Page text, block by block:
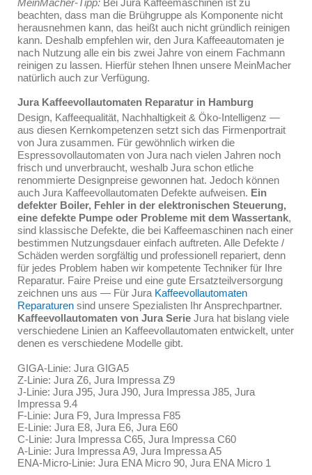
MeinMacher-Tipp: Bei Jura Kaffeemaschinen ist zu
beachten, dass man die Brühgruppe als Komponente nicht
herausnehmen kann, das heißt auch nicht gründlich reinigen
kann. Deshalb empfehlen wir, den Jura Kaffeeautomaten je
nach Nutzung alle ein bis zwei Jahre von einem Fachmann
reinigen zu lassen. Hierfür stehen Ihnen unsere MeinMacher
natürlich auch zur Verfügung.
Jura Kaffeevollautomaten Reparatur in Hamburg
Design, Kaffeequalität, Nachhaltigkeit & Öko-Intelligenz —
aus diesen Kernkompetenzen setzt sich das Firmenportrait
von Jura zusammen. Für gewöhnlich wirken die
Espressovollautomaten von Jura nach vielen Jahren noch
frisch und unverbraucht, weshalb Jura schon etliche
renommierte Designpreise gewonnen hat. Jedoch können
auch Jura Kaffeevollautomaten Defekte aufweisen. Ein
defekter Boiler, Fehler in der elektronischen Steuerung,
eine defekte Pumpe oder Probleme mit dem Wassertank,
sind klassische Defekte, die bei Kaffeemaschinen nach einer
bestimmen Nutzungsdauer einfach auftreten. Alle Defekte /
Schäden werden sorgfältig und professionell repariert, denn
für jedes Problem haben wir kompetente Techniker für Ihre
Reparatur. Faire Preise und eine gute Ersatzteilversorgung
zeichnen uns aus — Für Jura Kaffeevollautomaten
Reparaturen sind unsere Spezialisten Ihr Ansprechpartner.
Kaffeevollautomaten von Jura Serie Jura hat bislang viele
verschiedene Linien an Kaffeevollautomaten entwickelt, unter
denen es verschiedene Modelle gibt.
GIGA-Linie: Jura GIGA5
Z-Linie: Jura Z6, Jura Impressa Z9
J-Linie: Jura J95, Jura J90, Jura Impressa J85, Jura
Impressa 9.4
F-Linie: Jura F9, Jura Impressa F85
E-Linie: Jura E8, Jura E6, Jura E60
C-Linie: Jura Impressa C65, Jura Impressa C60
A-Linie: Jura Impressa A9, Jura Impressa A5
ENA-Micro-Linie: Jura ENA Micro 90, Jura ENA Micro 1